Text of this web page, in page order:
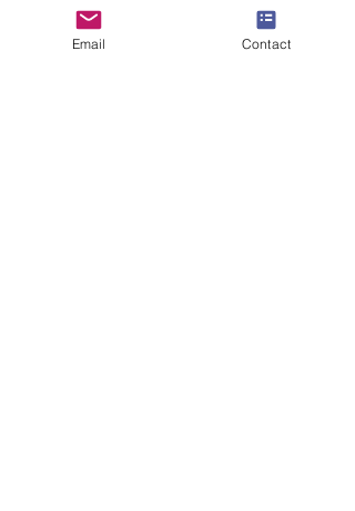
Email Contact